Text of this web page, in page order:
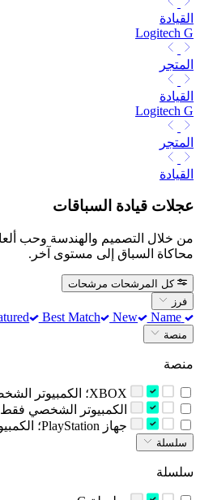
القيادة
Logitech G
المتجر
القيادة
Logitech G
المتجر
القيادة
عجلات قيادة السباقات
محاكاة السباق إلى مستوى آخر.
كل المرشحات مرشحات
فرز
Featured
Best Match New Name
منصة
منصة
‫الكمبيوتر الشخصي فقط‬
سلسلة
سلسلة